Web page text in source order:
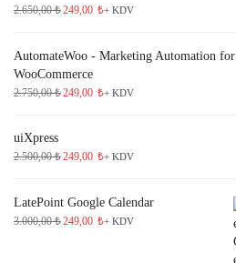
2.650,00₺249,00 ₺+ KDV
AutomateWoo - Marketing Automation for
WooCommerce
2.750,00₺249,00 ₺+ KDV
uiXpress
2.500,00₺249,00 ₺+ KDV
LatePoint Google Calendar
3.000,00₺249,00 ₺+ KDV